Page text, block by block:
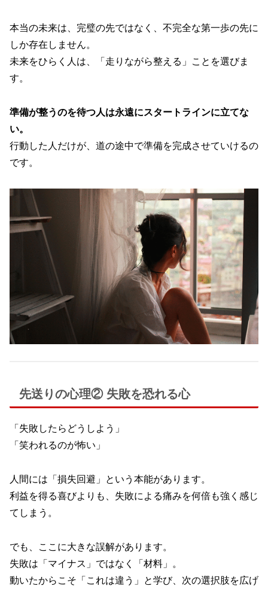
本当の未来は、完璧の先ではなく、不完全な第一歩の先に
しか存在しません。
未来をひらく人は、「走りながら整える」ことを選びま
す。
準備が整うのを待つ人は永遠にスタートラインに立てな
い。
行動した人だけが、道の途中で準備を完成させていけるの
です。
先送りの心理② 失敗を恐れる心
「失敗したらどうしよう」
「笑われるのが怖い」
人間には「損失回避」という本能があります。
利益を得る喜びよりも、失敗による痛みを何倍も強く感じ
てしまう。
でも、ここに大きな誤解があります。
失敗は「マイナス」ではなく「材料」。
動いたからこそ「これは違う」と学び、次の選択肢を広げ